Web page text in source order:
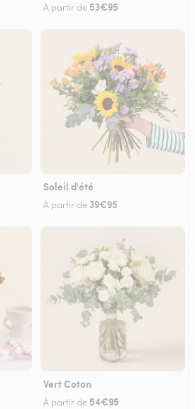
À partir de 53€95
Soleil d'été
À partir de 39€95
Vert Coton
À partir de 54€95